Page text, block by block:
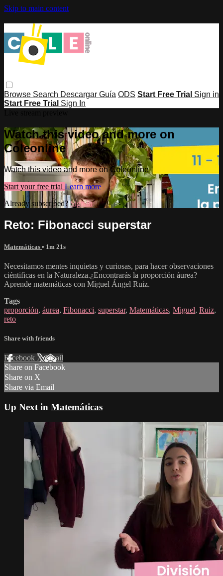
Skip to main content
Browse Search Descargar Guía ODS Start Free Trial Sign in
Start Free Trial Sign In
Watch this video and more on
Coleonline
Watch this video and more on Coleonline
Start your free trial Learn more
Already subscribed?Sign in
Reto: Fibonacci superstar
Matemáticas • 1m 21s
Necesitamos mentes inquietas y curiosas, para hacer observaciones
ciéntificas en la Naturaleza.¿Encontrarás la proporción áurea?
Aprende matemáticas con Miguel Ángel Ruiz.
Tags
proporción, áurea, Fibonacci, superstar, Matemáticas, Miguel, Ruiz,
reto
Share with friends
Facebook XEmail
Share on Facebook
Share on X
Share via Email
Up Next in Matemáticas